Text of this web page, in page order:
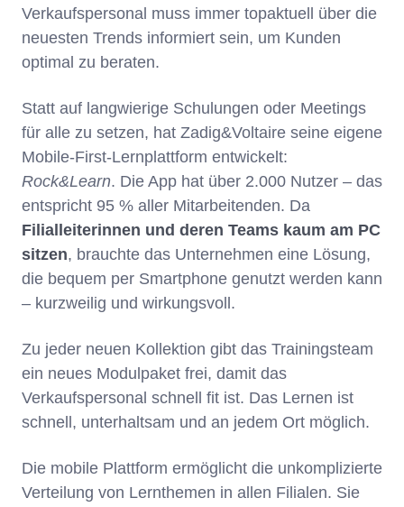
Verkaufspersonal muss immer topaktuell über die
neuesten Trends informiert sein, um Kunden
optimal zu beraten.
Statt auf langwierige Schulungen oder Meetings
für alle zu setzen, hat Zadig&Voltaire seine eigene
Mobile-First-Lernplattform entwickelt:
Rock&Learn. Die App hat über 2.000 Nutzer – das
entspricht 95 % aller Mitarbeitenden. Da
Filialleiterinnen und deren Teams kaum am PC
sitzen, brauchte das Unternehmen eine Lösung,
die bequem per Smartphone genutzt werden kann
– kurzweilig und wirkungsvoll.
Zu jeder neuen Kollektion gibt das Trainingsteam
ein neues Modulpaket frei, damit das
Verkaufspersonal schnell fit ist. Das Lernen ist
schnell, unterhaltsam und an jedem Ort möglich.
Die mobile Plattform ermöglicht die unkomplizierte
Verteilung von Lernthemen in allen Filialen. Sie